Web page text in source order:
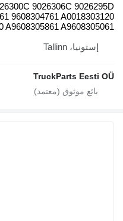
9026300C 9026306C
A9608304761 9608304761
0018303120 A9608305861